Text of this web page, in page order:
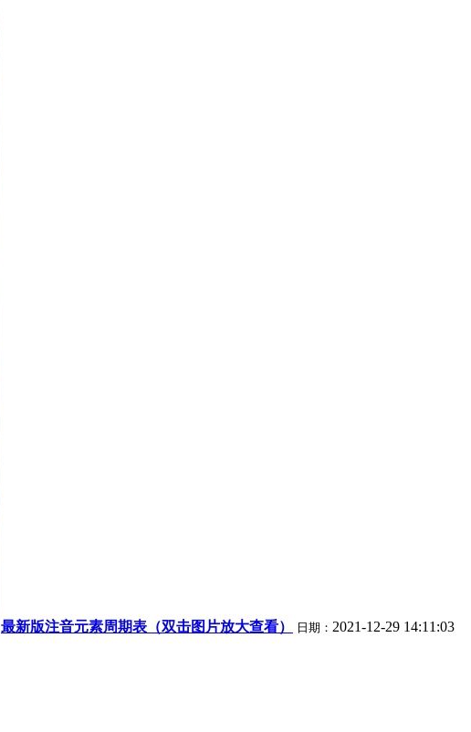
最新版注音元素周期表（双击图片放大查看） 日期： 2021-12-29 14:11:03